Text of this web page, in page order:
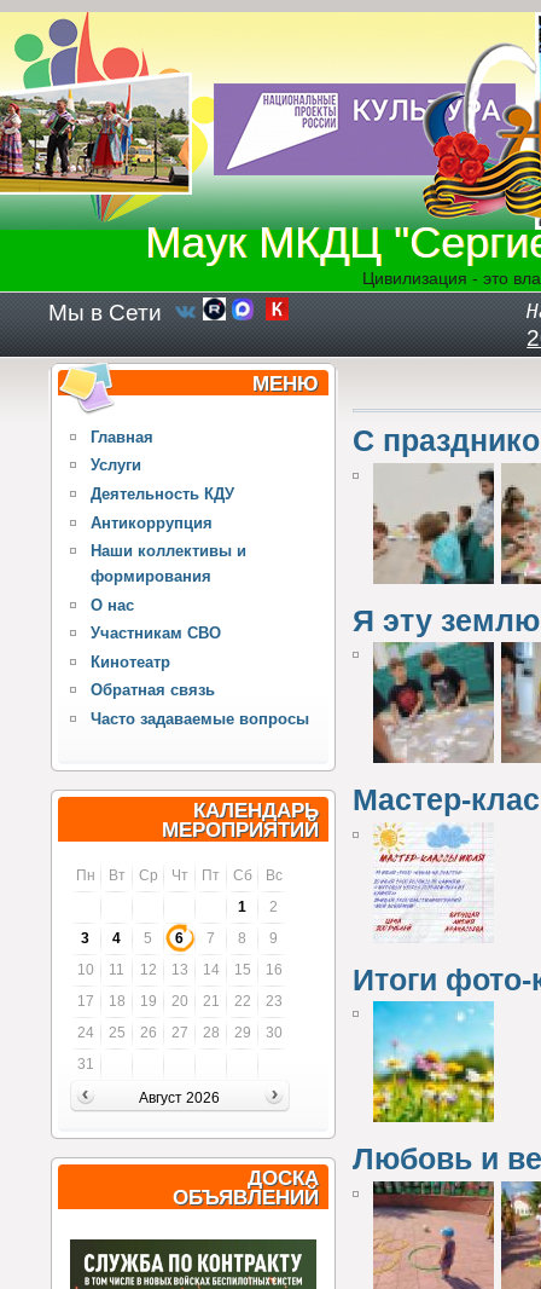
Перейти к основному содержанию
Маук МКДЦ
Цивилизация - это
Мы в Сети
МЕНЮ
Главная
Услуги
Деятельность КДУ
Антикоррупция
Наши коллективы и
формирования
О нас
Участникам СВО
Кинотеатр
Обратная связь
Часто задаваемые вопросы
КАЛЕНДАРЬ
МЕРОПРИЯТИЙ
Пн Вт Ср Чт Пт Сб
Вс
1
2
3
4 5 6 7 8
9
10
11 12 13 14 15
16
17
18 19 20 21 22
23
24
25 26 27 28 29
30
31
Август 2026
ДОСКА
ОБЪЯВЛЕНИЙ
С
Я эту
Мастер-
Итоги
Любовь и